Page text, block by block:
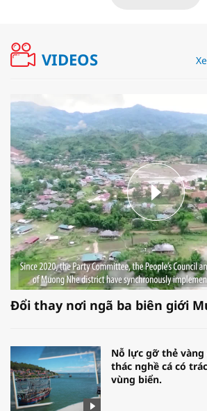
VIDEOS
Đổi thay nơi ngã ba biên giới
Nỗ lực gỡ thẻ
thác nghề cá có
vùng biển.